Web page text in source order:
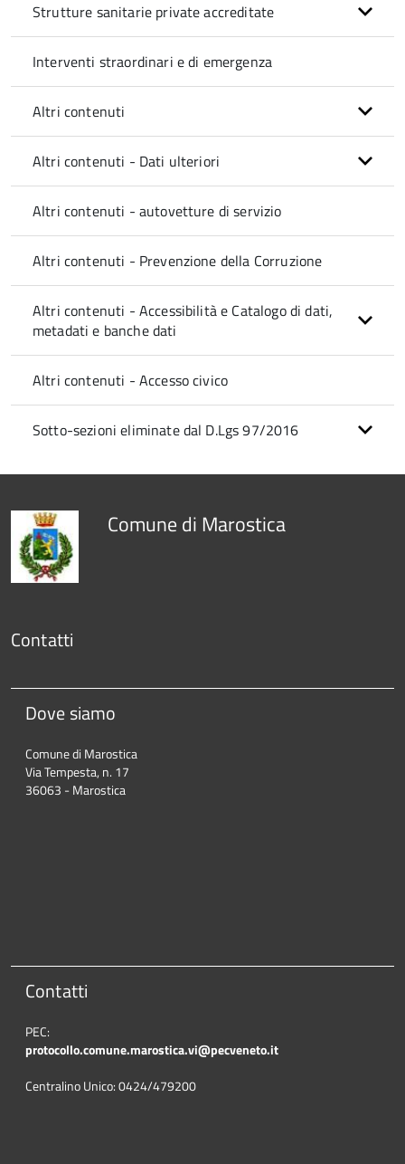
Strutture sanitarie private accreditate
Interventi straordinari e di emergenza
Altri contenuti
Altri contenuti - Dati ulteriori
Altri contenuti - autovetture di servizio
Altri contenuti - Prevenzione della Corruzione
Altri contenuti - Accessibilità e Catalogo di dati,
metadati e banche dati
Altri contenuti - Accesso civico
Sotto-sezioni eliminate dal D.Lgs 97/2016
Comune di Marostica
Contatti
Dove siamo
Comune di Marostica
Via Tempesta, n. 17
36063 - Marostica
Contatti
PEC:
protocollo.comune.marostica.vi@pecveneto.it
Centralino Unico: 0424/479200